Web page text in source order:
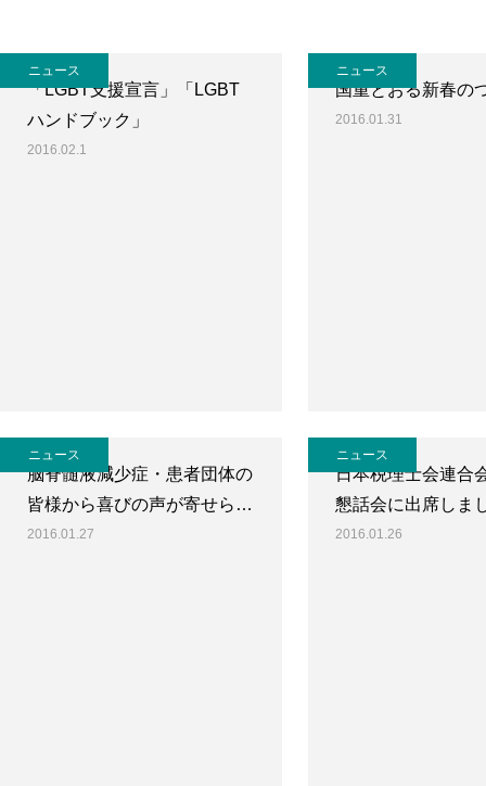
ニュース
「LGBT支援宣言」「LGBT
ハンドブック」
2016.02.1
ニュース
国重とおる新春の
2016.01.31
ニュース
脳脊髄液減少症・患者団体の
皆様から喜びの声が寄せら…
2016.01.27
ニュース
日本税理士会連合
懇話会に出席しま
2016.01.26